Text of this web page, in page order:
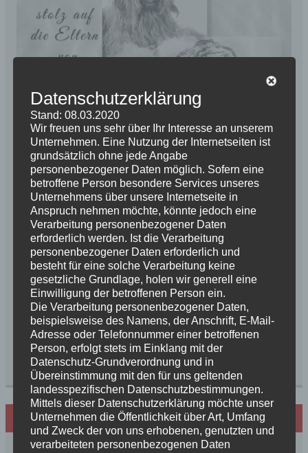
Der Großvater unseres E – Wurfes M.G.Ch. Sel. C.I.E. –
C.I.B. Cognac Vesely Dvor, der Papa von BenBen hat
diese Welt überraschend am 14.01.2024 verlassen.
Dòra hat ihren Herzensjungen verloren. Im Namen
von unseren E’chens, Gabi und Jo mit BenBen und
WuWu und dem Schurkenturm möchten wir uns hier
von Cognac mit einigen Fotos aus seinem Leben
verabschieden. Cognac war […]
Weiterlesen
Kategorie:News 2024 Schlagwörter:Annabelle,
BenBen,Cognac Vesely Dvor,E Wurf,Rosalie
Schurkenturm
Hundezucht mit Herz
Datenschutzerklärung
Stand: 08.03.2020
Wir freuen uns sehr über Ihr Interesse an unserem
Unternehmen. Eine Nutzung der Internetseiten ist
grundsätzlich ohne jede Angabe
personenbezogener Daten möglich. Sofern eine
betroffene Person besondere Services unseres
Unternehmens über unsere Internetseite in
Anspruch nehmen möchte, könnte jedoch eine
Verarbeitung personenbezogener Daten
erforderlich werden. Ist die Verarbeitung
personenbezogener Daten erforderlich und
besteht für eine solche Verarbeitung keine
gesetzliche Grundlage, holen wir generell eine
Einwilligung der betroffenen Person ein.
Die Verarbeitung personenbezogener Daten,
beispielsweise des Namens, der Anschrift, E-Mail-
Adresse oder Telefonnummer einer betroffenen
Person, erfolgt stets im Einklang mit der
Datenschutz-Grundverordnung und in
Übereinstimmung mit den für uns geltenden
landesspezifischen Datenschutzbestimmungen.
Mittels dieser Datenschutzerklärung möchte unser
Unternehmen die Öffentlichkeit über Art, Umfang
und Zweck der von uns erhobenen, genutzten und
verarbeiteten personenbezogenen Daten